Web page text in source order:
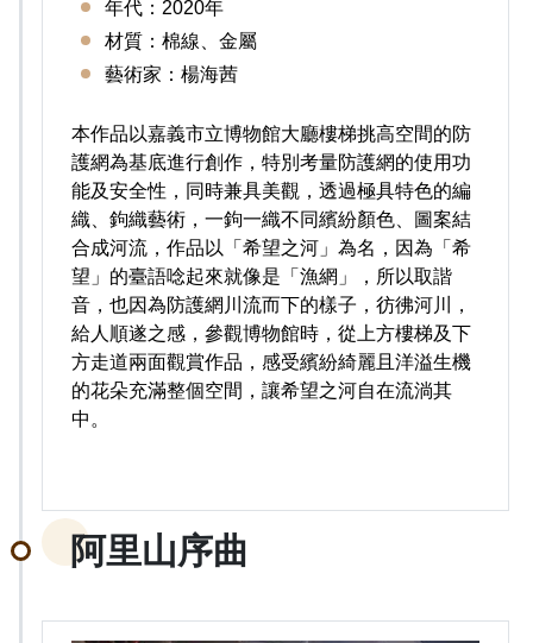
年代：2020年
材質：棉線、金屬
藝術家：楊海茜
本作品以嘉義市立博物館大廳樓梯挑高空間的防
護網為基底進行創作，特別考量防護網的使用功
能及安全性，同時兼具美觀，透過極具特色的編
織、鉤織藝術，一鉤一織不同繽紛顏色、圖案結
合成河流，作品以「希望之河」為名，因為「希
望」的臺語唸起來就像是「漁網」，所以取諧
音，也因為防護網川流而下的樣子，彷彿河川，
給人順遂之感，參觀博物館時，從上方樓梯及下
方走道兩面觀賞作品，感受繽紛綺麗且洋溢生機
的花朵充滿整個空間，讓希望之河自在流淌其
中。
阿里山序曲